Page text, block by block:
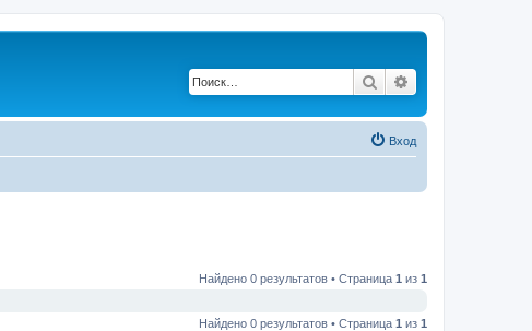
Поиск
Вход
Найдено 0 результатов • Страница 1 из 1
Найдено 0 результатов • Страница 1 из 1